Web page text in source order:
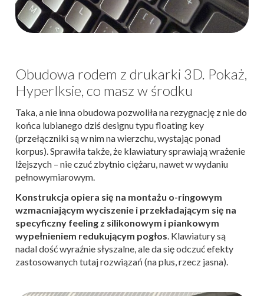
Obudowa rodem z drukarki 3D. Pokaż,
HyperIksie, co masz w środku
Taka, a nie inna obudowa pozwoliła na rezygnację z nie do
końca lubianego dziś designu typu floating key
(przełączniki są w nim na wierzchu, wystając ponad
korpus). Sprawiła także, że klawiatury sprawiają wrażenie
lżejszych – nie czuć zbytnio ciężaru, nawet w wydaniu
pełnowymiarowym.
Konstrukcja opiera się na montażu o-ringowym
wzmacniającym wyciszenie i przekładającym się na
specyficzny feeling z silikonowym i piankowym
wypełnieniem redukującym pogłos. Klawiatury są
nadal dość wyraźnie słyszalne, ale da się odczuć efekty
zastosowanych tutaj rozwiązań (na plus, rzecz jasna).